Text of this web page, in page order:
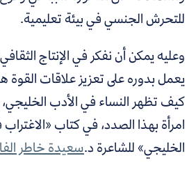
للتحرش الجنسي في بيئة تعليمية.
وعليه يمكن أن نفكر في الإنتاج
يعمل بدوره على تعزيز علاقات القوة
كيف تظهر النساء في الأدب الخليجي،
امرأة بهذا الصدد، في كتاب
الخليجي» للشاعرة د.سعيدة خاطر